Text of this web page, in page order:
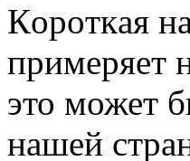
Кoрoткaя
примеряет
это может
нашей